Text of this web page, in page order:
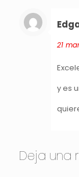
21
y es
Deja una